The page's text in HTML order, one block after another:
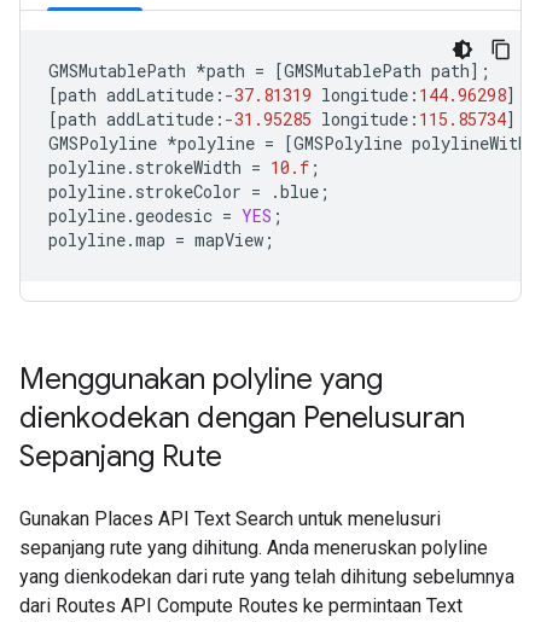
GMSMutablePath *path = [GMSMutablePath path];
[path addLatitude : -37.81319 longitude : 144.96298];
[path addLatitude : -31.95285 longitude : 115.85734];
GMSPolyline *polyline = [GMSPolyline
polyline. strokeWidth = 10.f ;
polyline. strokeColor = .blue ;
polyline.geodesic = YES ;
polyline.map = mapView ;
Menggunakan polyline yang
dienkodekan dengan Penelusuran
Sepanjang Rute
Gunakan Places API Text Search untuk menelusuri
sepanjang rute yang dihitung. Anda meneruskan polyline
yang dienkodekan dari rute yang telah dihitung sebelumnya
dari Routes API Compute Routes ke permintaan Text